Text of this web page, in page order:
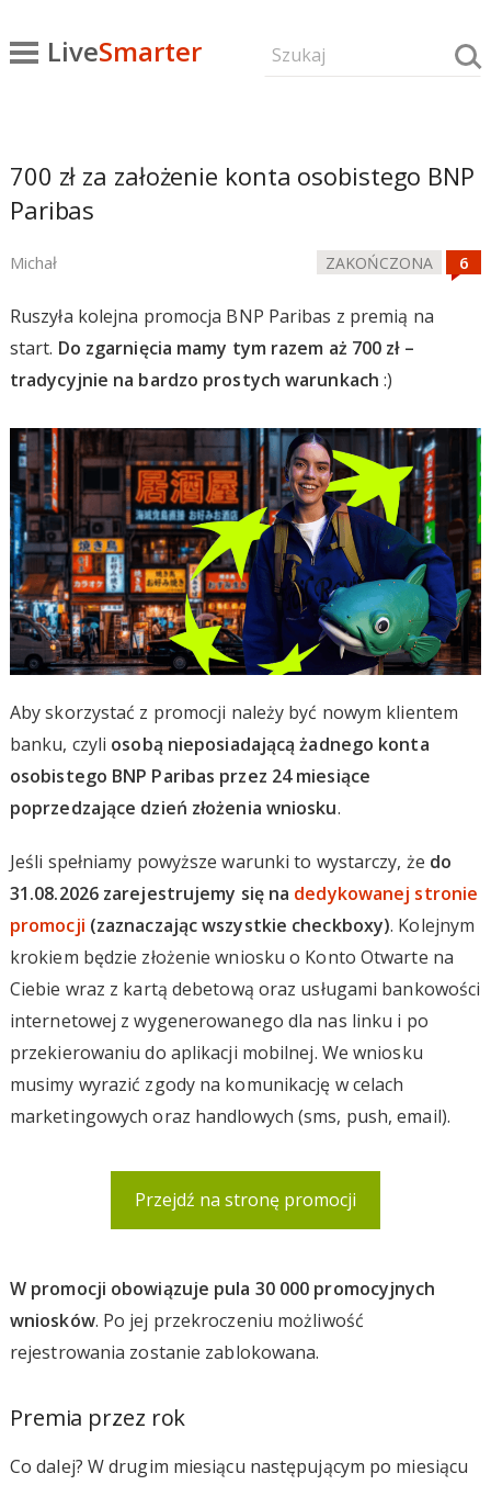
LiveSmarter
700 zł za założenie konta osobistego BNP
Paribas
Michał ZAKOŃCZONA
Ruszyła kolejna promocja BNP Paribas z premią na
start. Do zgarnięcia mamy tym razem aż 700 zł –
tradycyjnie na bardzo prostych warunkach:)
Aby skorzystać z promocji należy być nowym klientem
banku, czyli osobą nieposiadającą żadnego konta
osobistego BNP Paribas przez 24 miesiące
poprzedzające dzień złożenia wniosku.
Jeśli spełniamy powyższe warunki to wystarczy, że do
31.08.2026 zarejestrujemy się na dedykowanej stronie
promocji (zaznaczając wszystkie checkboxy). Kolejnym
krokiem będzie złożenie wniosku o Konto Otwarte na
Ciebie wraz z kartą debetową oraz usługami bankowości
internetowej z wygenerowanego dla nas linku i po
przekierowaniu do aplikacji mobilnej. We wniosku
musimy wyrazić zgody na komunikację w celach
marketingowych oraz handlowych (sms, push, email).
Przejdź na stronę promocji
W promocji obowiązuje pula 30 000 promocyjnych
wniosków. Po jej przekroczeniu możliwość
rejestrowania zostanie zablokowana.
Premia przez rok
Co dalej? W drugim miesiącu następującym po miesiącu